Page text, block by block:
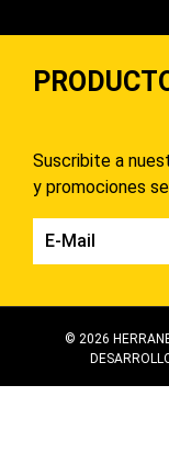
Suscribite a
y promociones
© 2026